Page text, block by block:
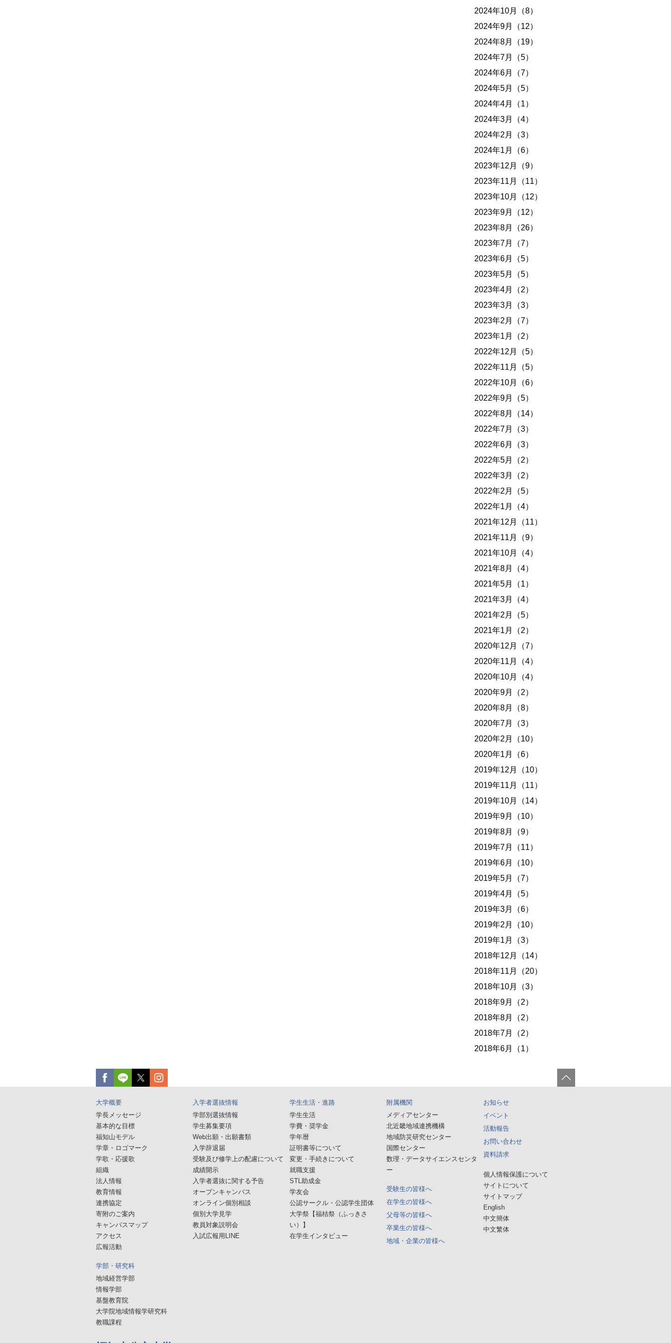
2024年10月（8）
2024年9月（12）
2024年8月（19）
2024年7月（5）
2024年6月（7）
2024年5月（5）
2024年4月（1）
2024年3月（4）
2024年2月（3）
2024年1月（6）
2023年12月（9）
2023年11月（11）
2023年10月（12）
2023年9月（12）
2023年8月（26）
2023年7月（7）
2023年6月（5）
2023年5月（5）
2023年4月（2）
2023年3月（3）
2023年2月（7）
2023年1月（2）
2022年12月（5）
2022年11月（5）
2022年10月（6）
2022年9月（5）
2022年8月（14）
2022年7月（3）
2022年6月（3）
2022年5月（2）
2022年3月（2）
2022年2月（5）
2022年1月（4）
2021年12月（11）
2021年11月（9）
2021年10月（4）
2021年8月（4）
2021年5月（1）
2021年3月（4）
2021年2月（5）
2021年1月（2）
2020年12月（7）
2020年11月（4）
2020年10月（4）
2020年9月（2）
2020年8月（8）
2020年7月（3）
2020年2月（10）
2020年1月（6）
2019年12月（10）
2019年11月（11）
2019年10月（14）
2019年9月（10）
2019年8月（9）
2019年7月（11）
2019年6月（10）
2019年5月（7）
2019年4月（5）
2019年3月（6）
2019年2月（10）
2019年1月（3）
2018年12月（14）
2018年11月（20）
2018年10月（3）
2018年9月（2）
2018年8月（2）
2018年7月（2）
2018年6月（1）
大学概要
学長メッセージ
基本的な目標
福知山モデル
学章・ロゴマーク
学歌・応援歌
組織
法人情報
教育情報
連携協定
寄附のご案内
キャンパスマップ
アクセス
広報活動
学部・研究科
地域経営学部
情報学部
基盤教育院
大学院地域情報学研究科
教職課程
入学者選抜情報
学部別選抜情報
学生募集要項
Web出願・出願書類
入学辞退届
受験及び修学上の配慮について
成績開示
入学者選抜に関する予告
オープンキャンパス
オンライン個別相談
個別大学見学
教員対象説明会
入試広報用LINE
学生生活・進路
学生生活
学費・奨学金
学年暦
証明書等について
変更・手続きについて
就職支援
STL助成金
学友会
公認サークル・公認学生団体
大学祭【福桔祭（ふっきさ
い）】
在学生インタビュー
附属機関
メディアセンター
北近畿地域連携機構
地域防災研究センター
国際センター
数理・データサイエンスセンタ
ー
受験生の皆様へ
在学生の皆様へ
父母等の皆様へ
卒業生の皆様へ
地域・企業の皆様へ
お知らせ
イベント
活動報告
お問い合わせ
資料請求
個人情報保護について
サイトについて
サイトマップ
English
中文簡体
中文繁体